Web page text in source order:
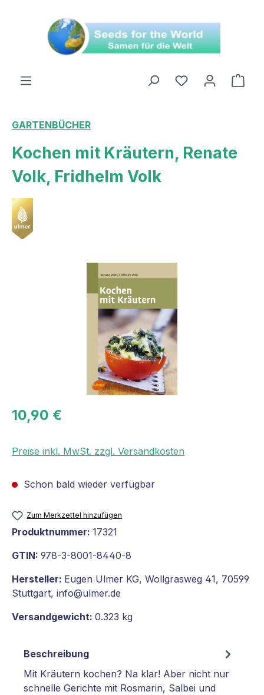
GARTENBÜCHER
Kochen mit Kräutern, Renate
Volk, Fridhelm Volk
10,90 €
Preise inkl. MwSt. zzgl. Versandkosten
Schon bald wieder verfügbar
Zum Merkzettel hinzufügen
Produktnummer: 17321
GTIN: 978-3-8001-8440-8
Hersteller: Eugen Ulmer KG, Wollgrasweg 41, 70599
Stuttgart, info@ulmer.de
Versandgewicht: 0.323 kg
Beschreibung
Mit Kräutern kochen? Na klar! Aber nicht nur
schnelle Gerichte mit Rosmarin, Salbei und